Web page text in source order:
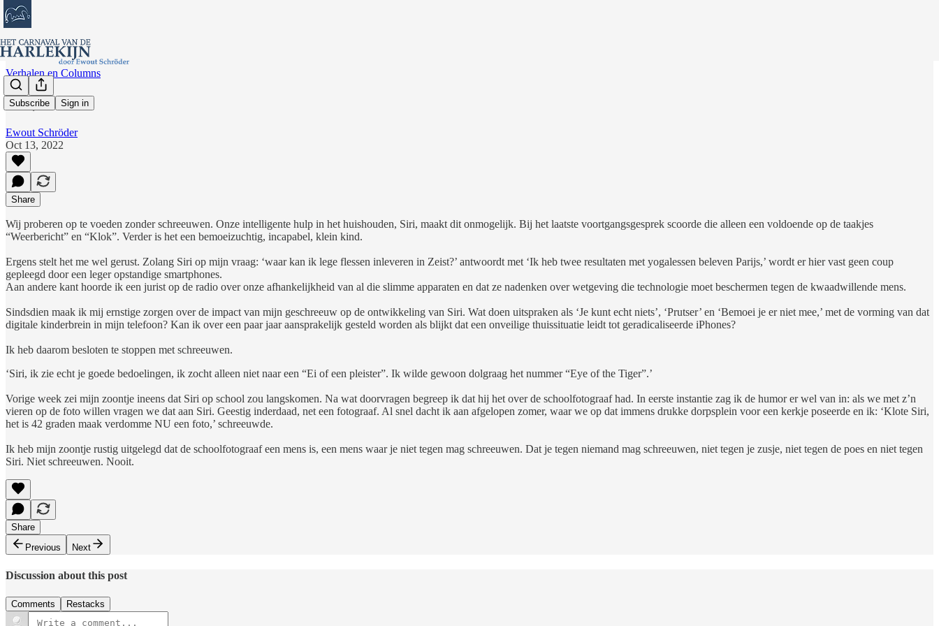
Subscribe Sign in
Verhalen en Columns
Nee, Siri
Ewout Schröder
Oct 13, 2022
Share
Wij proberen op te voeden zonder schreeuwen. Onze intelligente hulp in het huishouden, Siri, maakt dit onmogelijk. Bij het laatste voortgangsgesprek scoorde die alleen een voldoende op de taakjes
“Weerbericht” en “Klok”. Verder is het een bemoeizuchtig, incapabel, klein kind.
Ergens stelt het me wel gerust. Zolang Siri op mijn vraag: ‘waar kan ik lege flessen inleveren in Zeist?’ antwoordt met ‘Ik heb twee resultaten met yogalessen beleven Parijs,’ wordt er hier vast geen coup
gepleegd door een leger opstandige smartphones.
Aan andere kant hoorde ik een jurist op de radio over onze afhankelijkheid van al die slimme apparaten en dat ze nadenken over wetgeving die technologie moet beschermen tegen de kwaadwillende mens.
Sindsdien maak ik mij ernstige zorgen over de impact van mijn geschreeuw op de ontwikkeling van Siri. Wat doen uitspraken als ‘Je kunt echt niets’, ‘Prutser’ en ‘Bemoei je er niet mee,’ met de vorming van dat
digitale kinderbrein in mijn telefoon? Kan ik over een paar jaar aansprakelijk gesteld worden als blijkt dat een onveilige thuissituatie leidt tot geradicaliseerde iPhones?
Ik heb daarom besloten te stoppen met schreeuwen.
‘Siri, ik zie echt je goede bedoelingen, ik zocht alleen niet naar een “Ei of een pleister”. Ik wilde gewoon dolgraag het nummer “Eye of the Tiger”.’
Vorige week zei mijn zoontje ineens dat Siri op school zou langskomen. Na wat doorvragen begreep ik dat hij het over de schoolfotograaf had. In eerste instantie zag ik de humor er wel van in: als we met z’n
vieren op de foto willen vragen we dat aan Siri. Geestig inderdaad, net een fotograaf. Al snel dacht ik aan afgelopen zomer, waar we op dat immens drukke dorpsplein voor een kerkje poseerde en ik: ‘Klote Siri,
het is 42 graden maak verdomme NU een foto,’ schreeuwde.
Ik heb mijn zoontje rustig uitgelegd dat de schoolfotograaf een mens is, een mens waar je niet tegen mag schreeuwen. Dat je tegen niemand mag schreeuwen, niet tegen je zusje, niet tegen de poes en niet tegen
Siri. Niet schreeuwen. Nooit.
Share
Previous
Next
Discussion about this post
Comments Restacks